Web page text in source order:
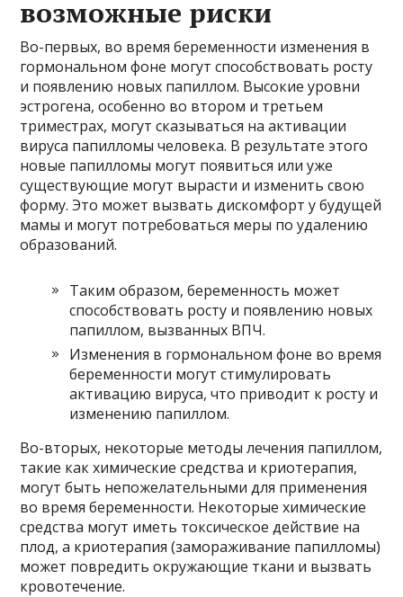
возможные риски
Во-первых, во время беременности изменения в
гормональном фоне могут способствовать росту
и появлению новых папиллом. Высокие уровни
эстрогена, особенно во втором и третьем
триместрах, могут сказываться на активации
вируса папилломы человека. В результате этого
новые папилломы могут появиться или уже
существующие могут вырасти и изменить свою
форму. Это может вызвать дискомфорт у будущей
мамы и могут потребоваться меры по удалению
образований.
Таким образом, беременность может
способствовать росту и появлению новых
папиллом, вызванных ВПЧ.
Изменения в гормональном фоне во время
беременности могут стимулировать
активацию вируса, что приводит к росту и
изменению папиллом.
Во-вторых, некоторые методы лечения папиллом,
такие как химические средства и криотерапия,
могут быть непожелательными для применения
во время беременности. Некоторые химические
средства могут иметь токсическое действие на
плод, а криотерапия (замораживание папилломы)
может повредить окружающие ткани и вызвать
кровотечение.